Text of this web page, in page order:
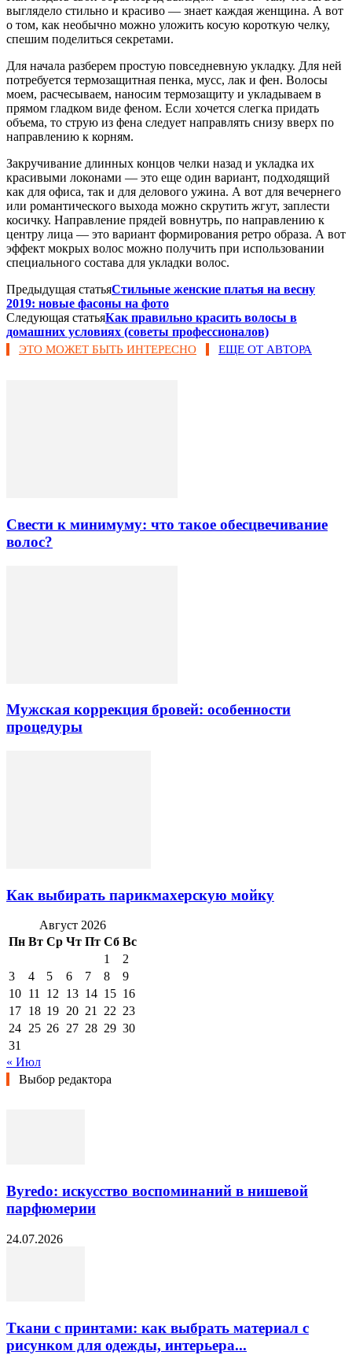
выглядело стильно и красиво — знает каждая женщина. А вот
о том, как необычно можно уложить косую короткую челку,
спешим поделиться секретами.
Для начала разберем простую повседневную укладку. Для ней
потребуется термозащитная пенка, мусс, лак и фен. Волосы
моем, расчесываем, наносим термозащиту и укладываем в
прямом гладком виде феном. Если хочется слегка придать
объема, то струю из фена следует направлять снизу вверх по
направлению к корням.
Закручивание длинных концов челки назад и укладка их
красивыми локонами — это еще один вариант, подходящий
как для офиса, так и для делового ужина. А вот для вечернего
или романтического выхода можно скрутить жгут, заплести
косичку. Направление прядей вовнутрь, по направлению к
центру лица — это вариант формирования ретро образа. А вот
эффект мокрых волос можно получить при использовании
специального состава для укладки волос.
Предыдущая статьяСтильные женские платья на весну
2019: новые фасоны на фото
Следующая статьяКак правильно красить волосы в
домашних условиях (советы профессионалов)
ЭТО МОЖЕТ БЫТЬ ИНТЕРЕСНО ЕЩЕ ОТ АВТОРА
Свести к минимуму: что такое обесцвечивание
волос?
Мужская коррекция бровей: особенности
процедуры
Как выбирать парикмахерскую мойку
Август 2026
Пн Вт Ср Чт Пт Сб Вс
1
2
3
4 5 6 7 8
9
10 11 12 13 14 15 16
17 18 19 20 21 22 23
24 25 26 27 28 29 30
31
« Июл
Выбор редактора
Byredo: искусство воспоминаний в нишевой
парфюмерии
24.07.2026
Ткани с принтами: как выбрать материал с
рисунком для одежды, интерьера...